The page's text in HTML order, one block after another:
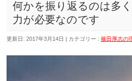
何かを振り返るのは多
力が必要なのです
更新日: 2017年3月14日 カテゴリー :篠田厚志の